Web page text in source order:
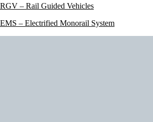
– Rail Guided Vehicles
– Electrified Monorail System